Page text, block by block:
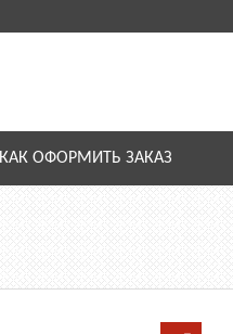
КАК ОФОРМИТЬ ЗАКАЗ